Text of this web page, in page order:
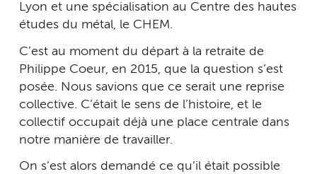
Lyon et une spécialisation au Centre des hautes
études du métal, le CHEM.
C’est au moment du départ à la retraite de
Philippe Coeur, en 2015, que la question s’est
posée. Nous savions que ce serait une reprise
collective. C’était le sens de l’histoire, et le
collectif occupait déjà une place centrale dans
notre manière de travailler.
On s’est alors demandé ce qu’il était possible